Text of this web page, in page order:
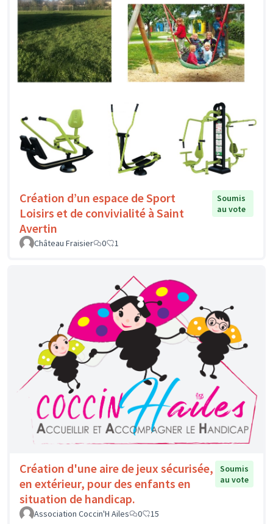
Création d’un espace de Sport
Loisirs et de convivialité à Saint
Avertin
Soumis
au vote
Château Fraisier 0 1
Création d'une aire de jeux sécurisée,
en extérieur, pour des enfants en
situation de handicap.
Soumis
au vote
Association Coccin'H Ailes 0 15